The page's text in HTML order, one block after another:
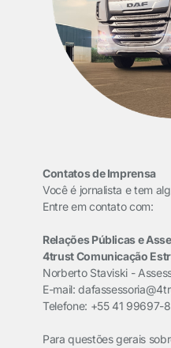
Contatos de Imprensa
Você é jornalista e tem
Entre em contato com:
Relações Públicas e
4trust Comunicação
Norberto Staviski -
E-mail:
Telefone: +55 41 99697-
Para questões gerais